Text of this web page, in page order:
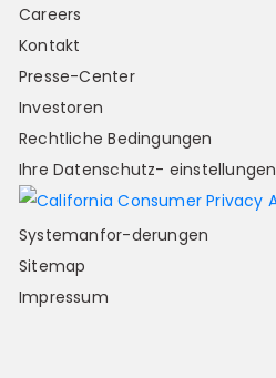
Careers
Kontakt
Presse-Center
Investoren
Rechtliche Bedingungen
Ihre Datenschutz- einstellungen
Systemanfor-derungen
Sitemap
Impressum